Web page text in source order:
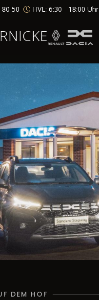
80 50 HVL: 6:30 - 18:00 Uhr
DEM HOF